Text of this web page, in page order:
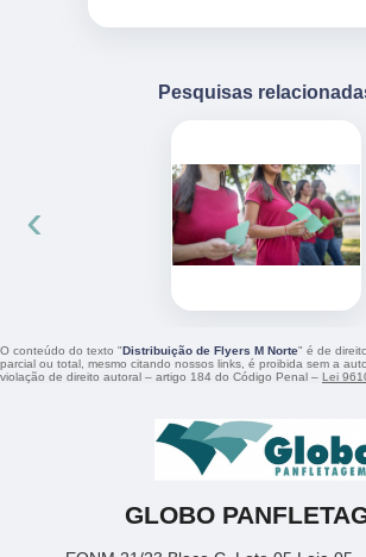
Pesquisas
‹
O conteúdo do texto "Distribuição de Flyers M Norte" é de
parcial ou total, mesmo citando nossos links, é proibida sem a
violação de direito autoral – artigo 184 do Código Penal – Lei
GLOBO